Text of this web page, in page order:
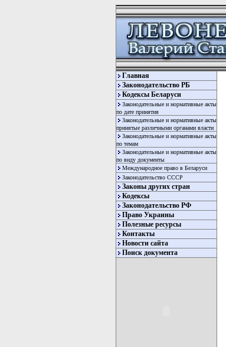
Главная
Законодательство РБ
Кодексы Беларуси
Законодательные и нормативные акты
по дате принятия
Законодательные и нормативные акты
принятые различными органами власти
Законодательные и нормативные акты
по темам
Законодательные и нормативные акты
по виду документы
Международное право в Беларуси
Законодательство СССР
Законы других стран
Кодексы
Законодательство РФ
Право Украины
Полезные ресурсы
Контакты
Новости сайта
Поиск документа